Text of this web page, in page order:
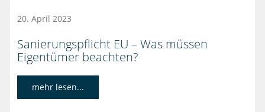
20. April 2023
Sanierungspflicht EU – Was müssen
Eigentümer beachten?
mehr lesen...